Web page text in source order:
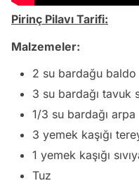
Pirinç Pilavı Tarifi:
Malzemeler:
2 su bardağu
3 su bardağı tavuk
1/3 su bardağı
3 yemek kaşığı
1 yemek kaşığı
Tuz